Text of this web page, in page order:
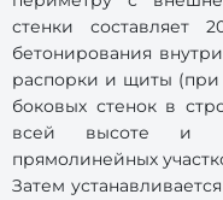
стенки
бетонирования
распорки и щиты (при
боковых стенок в
всей высоте и
прямолинейных
Затем